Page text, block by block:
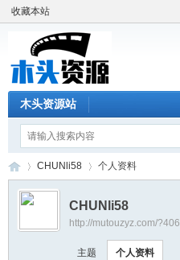
收藏本站
木头资源站
›
CHUNli58 个人资料
CHUNli58
http://mutouzyz.com/?406
主题 个人资料